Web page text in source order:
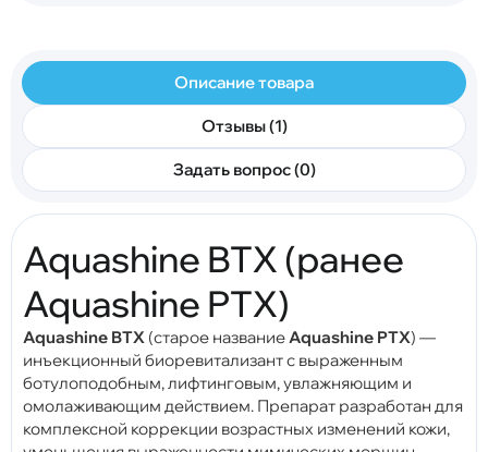
Описание товара
Отзывы (1)
Задать вопрос (0)
Aquashine BTX (ранее
Aquashine PTX)
Aquashine BTX (старое название Aquashine PTX) —
инъекционный биоревитализант с выраженным
ботулоподобным, лифтинговым, увлажняющим и
омолаживающим действием. Препарат разработан для
комплексной коррекции возрастных изменений кожи,